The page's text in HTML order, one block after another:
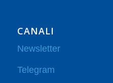
CANALI
Newsletter
Telegram